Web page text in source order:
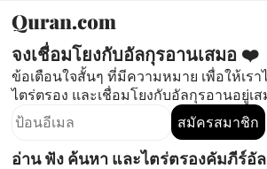
จงเชื่อมโยงกับอัลกุรอานเสมอ ❤️
ข้อเตือนใจสั้นๆ ที่มีความหมาย เพื่อให้เรา
ไตร่ตรอง และเชื่อมโยงกับอัลกุรอานอยู่เส
สมัครสมาชิก
อ่าน ฟัง ค้นหา และไตร่ตรองคัมภีร์อั